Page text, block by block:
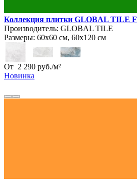
Коллекция плитки GLOBAL TILE
Производитель: GLOBAL TILE
Размеры: 60х60 см, 60х120 см
От 2 290 руб./м²
Новинка